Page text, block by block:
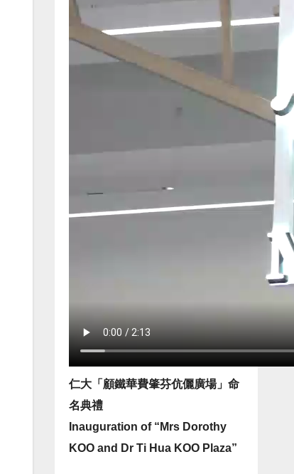
仁大「顧鐵華費肇芬伉儷廣場」命
名典禮
Inauguration of “Mrs Dorothy
KOO and Dr Ti Hua KOO Plaza”